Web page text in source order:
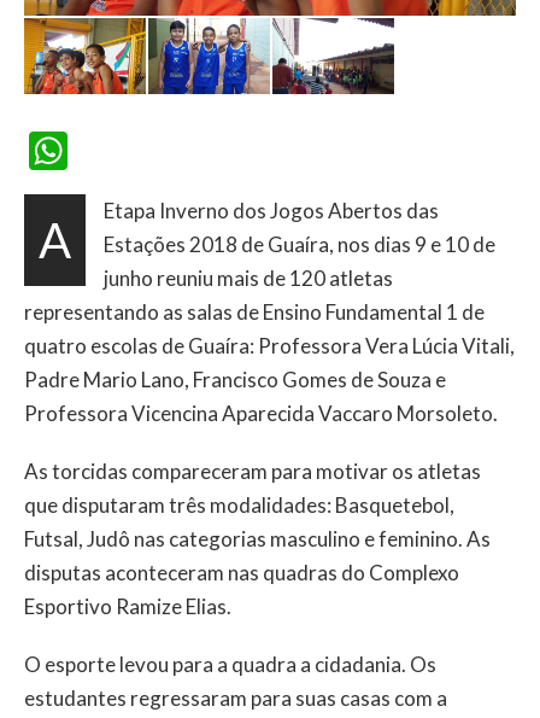
A
Etapa Inverno dos Jogos Abertos das
Estações 2018 de Guaíra, nos dias 9 e 10 de
junho reuniu mais de 120 atletas
representando as salas de Ensino Fundamental 1 de
quatro escolas de Guaíra: Professora Vera Lúcia Vitali,
Padre Mario Lano, Francisco Gomes de Souza e
Professora Vicencina Aparecida Vaccaro Morsoleto.
As torcidas compareceram para motivar os atletas
que disputaram três modalidades: Basquetebol,
Futsal, Judô nas categorias masculino e feminino. As
disputas aconteceram nas quadras do Complexo
Esportivo Ramize Elias.
O esporte levou para a quadra a cidadania. Os
estudantes regressaram para suas casas com a